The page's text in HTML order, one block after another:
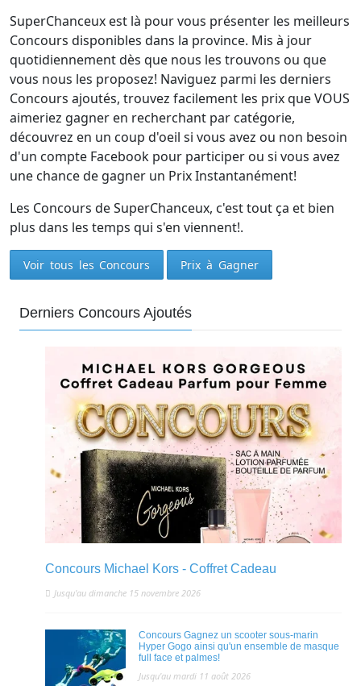
SuperChanceux est là pour vous présenter les meilleurs
Concours disponibles dans la province. Mis à jour
quotidiennement dès que nous les trouvons ou que
vous nous les proposez! Naviguez parmi les derniers
Concours ajoutés, trouvez facilement les prix que VOUS
aimeriez gagner en recherchant par catégorie,
découvrez en un coup d'oeil si vous avez ou non besoin
d'un compte Facebook pour participer ou si vous avez
une chance de gagner un Prix Instantanément!
Les Concours de SuperChanceux, c'est tout ça et bien
plus dans les temps qui s'en viennent!.
Voir tous les Concours Prix à Gagner
Derniers Concours Ajoutés
Concours Michael Kors - Coffret Cadeau
Jusqu'au dimanche 15 novembre 2026
Concours Gagnez un scooter sous-marin
Hyper Gogo ainsi qu'un ensemble de masque
full face et palmes!
Jusqu'au mardi 11 août 2026